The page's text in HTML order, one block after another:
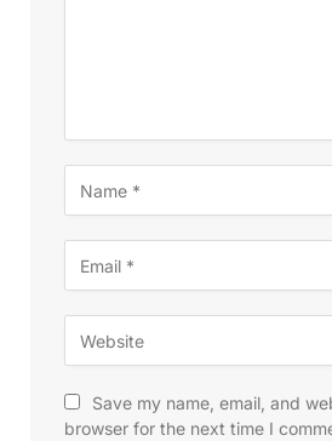
Save my name, email, and
browser for the next time I